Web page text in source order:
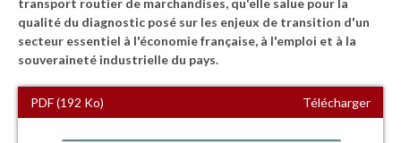
transport routier de marchandises, qu'elle salue pour la
qualité du diagnostic posé sur les enjeux de transition d'un
secteur essentiel à l'économie française, à l'emploi et à la
souveraineté industrielle du pays.
PDF (192 Ko) Télécharger